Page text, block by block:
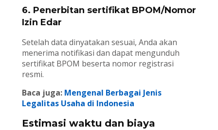
6. Penerbitan sertifikat BPOM/Nomor
Izin Edar
Setelah data dinyatakan sesuai, Anda akan
menerima notifikasi dan dapat mengunduh
sertifikat BPOM beserta nomor registrasi
resmi.
Baca juga: Mengenal Berbagai Jenis
Legalitas Usaha di Indonesia
Estimasi waktu dan biaya